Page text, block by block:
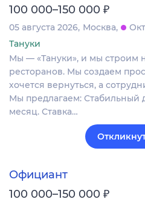
100 000–150 000 ₽
05 августа 2026 Москва
Тануки
Мы — «Тануки», и мы строим
ресторанов. Мы создаем
хочется вернуться, а
Мы предлагаем: Стабильный
месяц. Ставка…
Официант
100 000–150 000 ₽